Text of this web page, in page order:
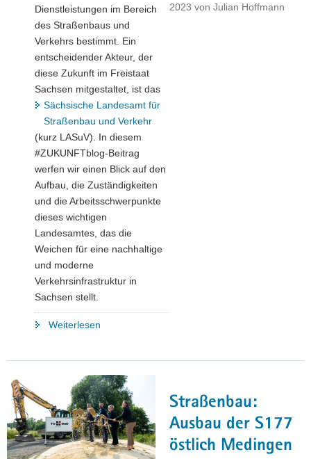
LASuV«
–
Interview
mit
Dr.
Saskia
Tietje"
2023 von Julian Hoffmann
Dienstleistungen im Bereich
des Straßenbaus und
Verkehrs bestimmt. Ein
entscheidender Akteur, der
diese Zukunft im Freistaat
Sachsen mitgestaltet, ist das
Sächsische Landesamt für
Straßenbau und Verkehr
(kurz LASuV). In diesem
#ZUKUNFTblog-Beitrag
werfen wir einen Blick auf den
Aufbau, die Zuständigkeiten
und die Arbeitsschwerpunkte
dieses wichtigen
Landesamtes, das die
Weichen für eine nachhaltige
und moderne
Verkehrsinfrastruktur in
Sachsen stellt.
Weiterlesen
für
Straßenbau
und
Verkehr
(LASuV)"
Straßenbau:
Ausbau der S177
östlich Medingen